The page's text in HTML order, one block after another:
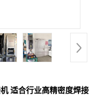
适合行业高精密度焊接